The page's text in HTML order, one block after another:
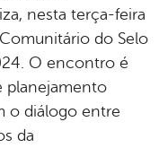
nesta terça-feira
do Selo
O encontro é
planejamento
o diálogo entre
da